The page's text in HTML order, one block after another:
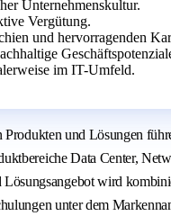
Unternehmenskultur.
Vergütung.
und hervorragenden
im IT-Umfeld.
und Lösungen
Data Center,
wird
unter dem